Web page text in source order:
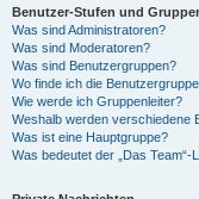
Benutzer-Stufen und
Was sind Administratoren?
Was sind Moderatoren?
Was sind Benutzergruppen?
Wo finde ich die
Wie werde ich Gruppenleiter?
Weshalb werden verschiedene
Was ist eine Hauptgruppe?
Was bedeutet der „Das Team“-